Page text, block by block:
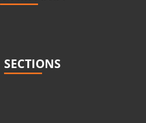
SECTIONS